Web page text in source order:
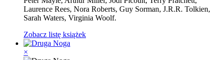
Laurence Rees, Nora Roberts, Guy Sorman, J.R.R. Tolkien,
Sarah Waters, Virginia Woolf.
Zobacz listę książek
×